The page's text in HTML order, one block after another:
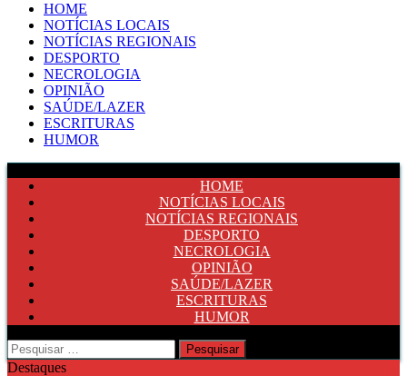
HOME
NOTÍCIAS LOCAIS
NOTÍCIAS REGIONAIS
DESPORTO
NECROLOGIA
OPINIÃO
SAÚDE/LAZER
ESCRITURAS
HUMOR
HOME
NOTÍCIAS LOCAIS
NOTÍCIAS REGIONAIS
DESPORTO
NECROLOGIA
OPINIÃO
SAÚDE/LAZER
ESCRITURAS
HUMOR
Pesquisar
por:
Destaques